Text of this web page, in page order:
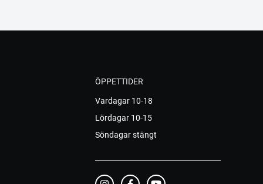
ÖPPETTIDER
Vardagar 10-18
Lördagar 10-15
Söndagar stängt